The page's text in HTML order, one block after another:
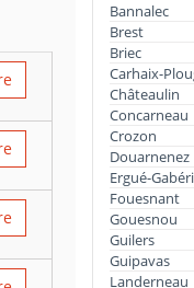
Bannalec
Brest
Briec
Carhaix-
Châteaulin
Concarneau
Crozon
Douarnenez
Ergué-
Fouesnant
Gouesnou
Guilers
Guipavas
Landerneau